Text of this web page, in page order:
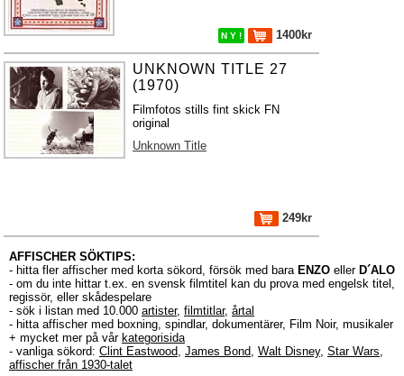
N Y ! 1400kr
UNKNOWN TITLE 27
(1970)
Filmfotos stills fint skick FN
original
Unknown Title
249kr
AFFISCHER SÖKTIPS:
- hitta fler affischer med korta sökord, försök med bara ENZO eller D´ALO
- om du inte hittar t.ex. en svensk filmtitel kan du prova med engelsk titel,
regissör, eller skådespelare
- sök i listan med 10.000 artister, filmtitlar, årtal
- hitta affischer med boxning, spindlar, dokumentärer, Film Noir, musikaler
+ mycket mer på vår kategorisida
- vanliga sökord: Clint Eastwood, James Bond, Walt Disney, Star Wars,
affischer från 1930-talet